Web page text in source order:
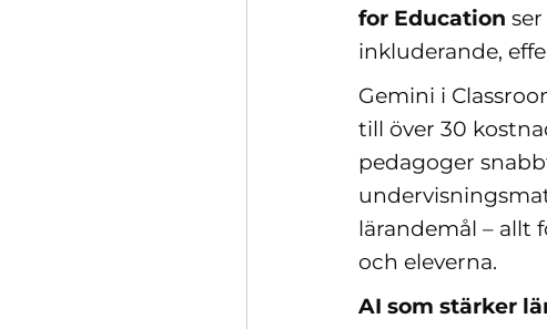
for Education
inkluderande,
Gemini i
till över 30
pedagoger
lärandemål – allt
och eleverna.
AI som stärker